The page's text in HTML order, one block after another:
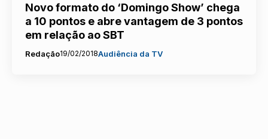
Novo formato do ‘Domingo Show’ chega
a 10 pontos e abre vantagem de 3 pontos
em relação ao SBT
Redação19/02/2018Audiência da TV